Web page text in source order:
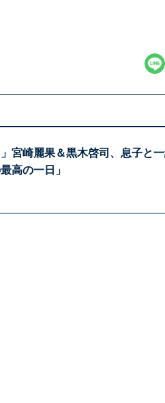
宮崎麗果＆黒木啓司、息子と
高の一日」